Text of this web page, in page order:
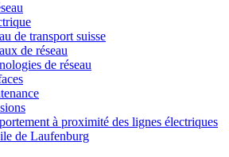
de transport suisse
de réseau
de réseau
à proximité des lignes électriques
de Laufenburg